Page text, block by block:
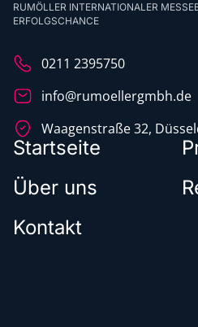
RUMÖLLER INTERNATIONALER
ERFOLGSCHANCE
0211 2395750
info@rumoellergmbh.de
Waagenstraße 32,
Startseite
Über uns
Kontakt